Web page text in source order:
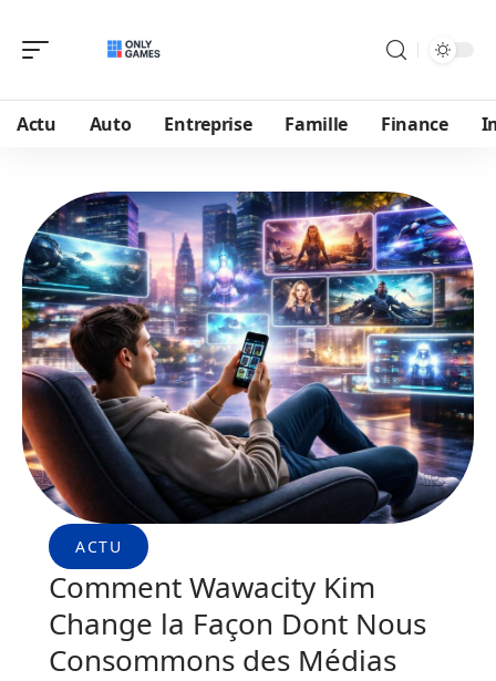
Actu Auto Entreprise Famille Finance
ACTU
Comment Wawacity Kim
Change la Façon Dont Nous
Consommons des Médias